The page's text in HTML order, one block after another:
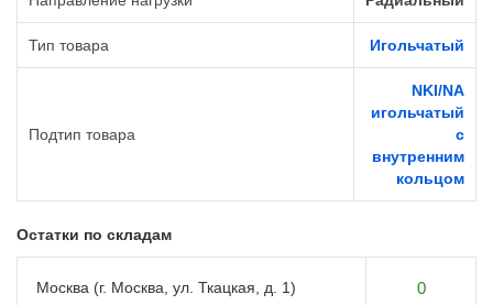
Тип товара Игольчатый
Подтип товара
NKI/NA
игольчатый
с
внутренним
кольцом
Остатки по складам
Москва (г. Москва, ул. Ткацкая, д. 1) 0